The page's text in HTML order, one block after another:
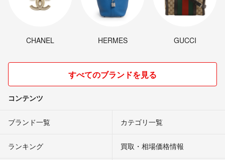
おいくらまでお値下げできますでしょーか？
出品者 sin- 約7年前
CHANEL HERMES GUCCI
すべてのブランドを見る
コンテンツ
ブランド一覧 カテゴリ一覧
ランキング 買取・相場価格情報